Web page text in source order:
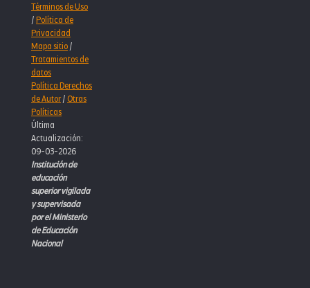
Términos de Uso
/Política de
Privacidad
Mapa sitio/
Tratamientos de
datos
Política Derechos
de Autor/Otras
Políticas
Última
Actualización:
09-03-2026
Institución de
educación
superior vigilada
y supervisada
por el Ministerio
de Educación
Nacional